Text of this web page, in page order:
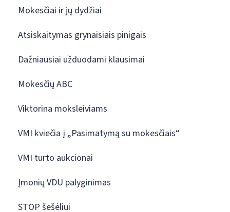
Mokesčiai ir jų dydžiai
Atsiskaitymas grynaisiais pinigais
Dažniausiai užduodami klausimai
Mokesčių ABC
Viktorina moksleiviams
VMI kviečia į „Pasimatymą su mokesčiais“
VMI turto aukcionai
Įmonių VDU palyginimas
STOP šešėliui